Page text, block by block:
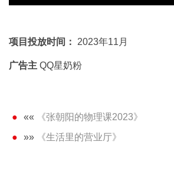
项目投放时间： 2023年11月
广告主 QQ星奶粉
««
《张朝阳的物理课2023》
»»
《生活里的营业厅》